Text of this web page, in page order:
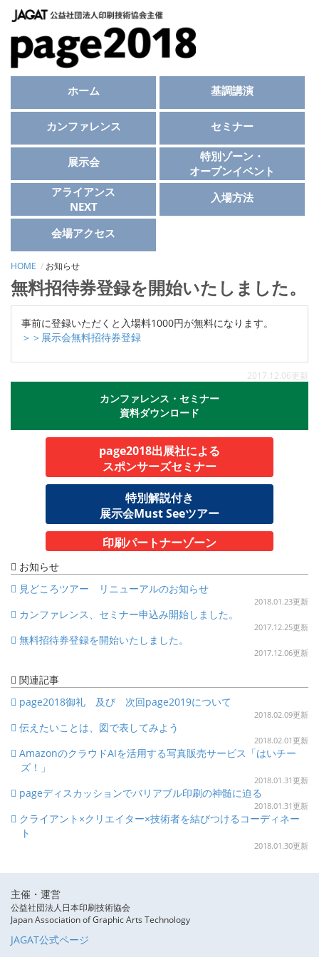
ホーム 基調講演
カンファレンス セミナー
展示会
特別ゾーン・
オープンイベント
アライアンス
NEXT
入場方法
会場アクセス
HOME お知らせ
無料招待券登録を開始いたしました。
事前に登録いただくと入場料1000円が無料になります。
＞＞展示会無料招待券登録
2017.12.06更新
カンファレンス・セミナー
資料ダウンロード
page2018出展社による
スポンサーズセミナー
特別解説付き
展示会Must Seeツアー
印刷パートナーゾーン
お知らせ
見どころツアー リニューアルのお知らせ
2018.01.23更新
カンファレンス、セミナー申込み開始しました。
2017.12.25更新
無料招待券登録を開始いたしました。
2017.12.06更新
関連記事
page2018御礼 及び 次回page2019について
2018.02.09更新
伝えたいことは、図で表してみよう
2018.02.01更新
AmazonのクラウドAIを活用する写真販売サービス「はいチー
ズ！」
2018.01.31更新
pageディスカッションでバリアブル印刷の神髄に迫る
2018.01.31更新
クライアント×クリエイター×技術者を結びつけるコーディネー
ト
2018.01.30更新
主催・運営
公益社団法人日本印刷技術協会
Japan Association of Graphic Arts Technology
JAGAT公式ページ